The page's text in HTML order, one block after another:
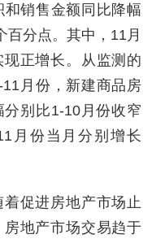
销售金额同比降幅
百分点。其中，11月
正增长。从监测的
月份，新建商品房
别比1-10月份收窄
月份当月分别增长
促进房地产市场止
地产市场交易趋于